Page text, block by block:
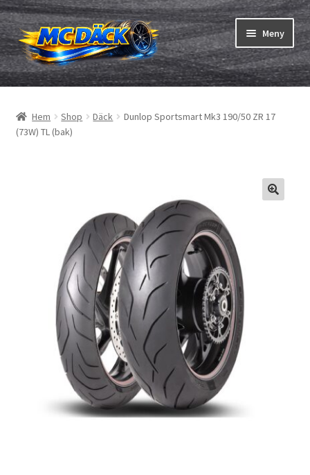
Hoppa
till
navigering
Hoppa
till
innehåll
Meny
Däck
Slangar & fälgband
Hem Shop Däck
Dunlop Sportsmart Mk3 190/50 ZR 17
(73W) TL (bak)